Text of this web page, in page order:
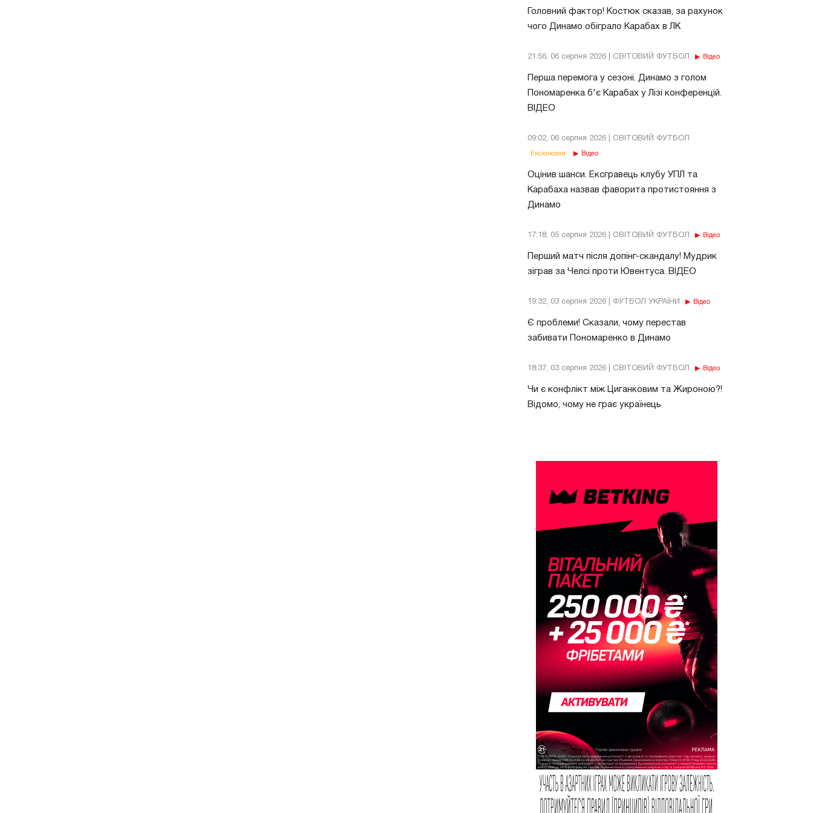
Головний фактор! Костюк сказав, за рахунок
чого Динамо обіграло Карабах в ЛК
21:56, 06 серпня 2026 | СВІТОВИЙ ФУТБОЛ Відео
Перша перемога у сезоні. Динамо з голом
Пономаренка б'є Карабах у Лізі конференцій.
ВІДЕО
09:02, 06 серпня 2026 | СВІТОВИЙ ФУТБОЛ
Ексклюзив Відео
Оцінив шанси. Ексгравець клубу УПЛ та
Карабаха назвав фаворита протистояння з
Динамо
17:18, 05 серпня 2026 | СВІТОВИЙ ФУТБОЛ Відео
Перший матч після допінг-скандалу! Мудрик
зіграв за Челсі проти Ювентуса. ВІДЕО
19:32, 03 серпня 2026 | ФУТБОЛ УКРАЇНИ Відео
Є проблеми! Сказали, чому перестав
забивати Пономаренко в Динамо
18:37, 03 серпня 2026 | СВІТОВИЙ ФУТБОЛ Відео
Чи є конфлікт між Циганковим та Жироною?!
Відомо, чому не грає українець